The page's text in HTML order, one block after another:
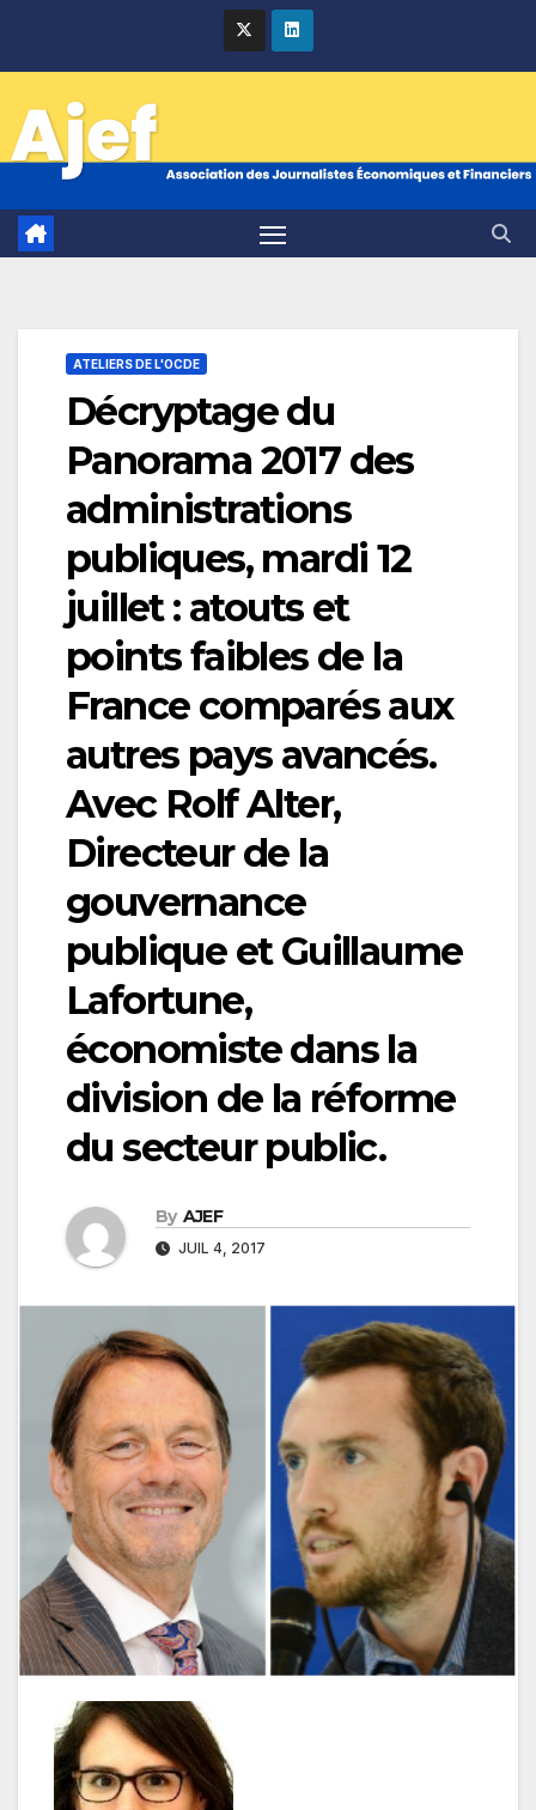
ATELIERS DE L'OCDE
Décryptage du
Panorama 2017 des
administrations
publiques, mardi 12
juillet : atouts et
points faibles de la
France comparés aux
autres pays avancés.
Avec Rolf Alter,
Directeur de la
gouvernance
publique et Guillaume
Lafortune,
économiste dans la
division de la réforme
du secteur public.
By AJEF
JUIL 4, 2017